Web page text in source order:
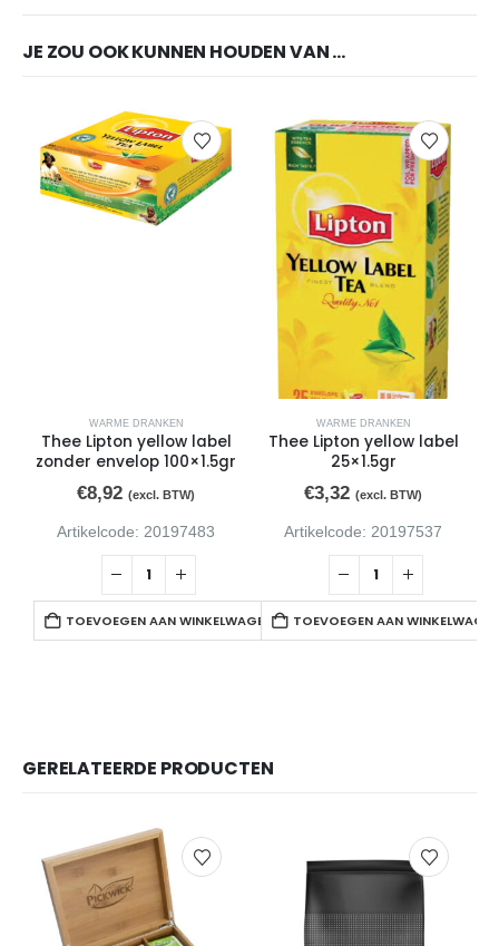
JE ZOU OOK KUNNEN HOUDEN VAN …
WARME DRANKEN
Thee Lipton yellow label
zonder envelop 100×1.5gr
€8,92 (excl. BTW)
Artikelcode: 20197483
TOEVOEGEN AAN WINKELWAGEN
WARME DRANKEN
Thee Lipton yellow label
25×1.5gr
€3,32 (excl. BTW)
Artikelcode: 20197537
TOEVOEGEN AAN
GERELATEERDE PRODUCTEN